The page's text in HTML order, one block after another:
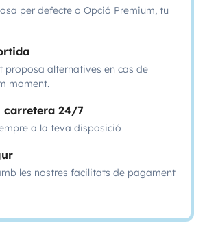
per defecte o Opció Premium, tu
proposa alternatives en cas de
moment.
carretera 24/7
a la teva disposició
les nostres facilitats de pagament